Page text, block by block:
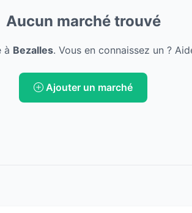
Aucun marché trouvé
à Bezalles. Vous en connaissez un ?
Ajouter un marché